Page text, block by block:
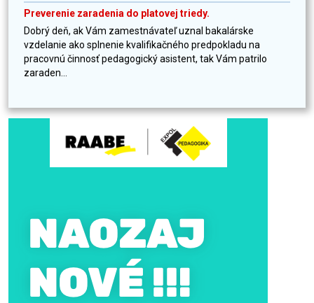
Preverenie zaradenia do platovej triedy.
Dobrý deň, ak Vám zamestnávateľ uznal bakalárske
vzdelanie ako splnenie kvalifikačného predpokladu na
pracovnú činnosť pedagogický asistent, tak Vám patrilo
zaraden...